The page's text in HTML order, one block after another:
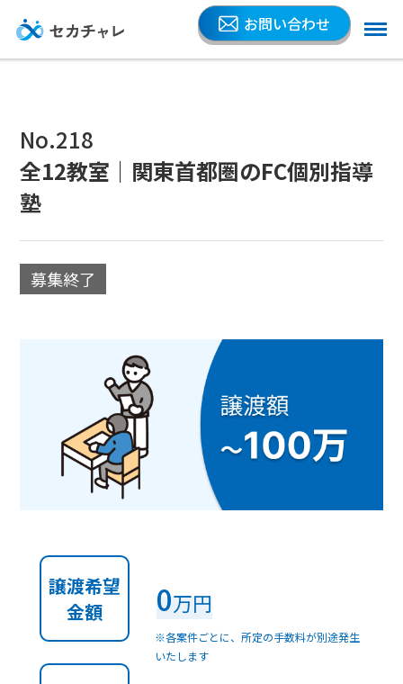
お問い合わせ
No.218
全12教室｜関東首都圏のFC個別指導
塾
募集終了
譲渡希望
金額
0万円
※各案件ごとに、所定の手数料が別途発生
いたします